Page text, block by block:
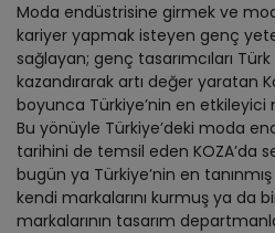
Moda endüstrisine girmek ve
kariyer yapmak isteyen genç
sağlayan; genç tasarımcıları
kazandırarak artı değer yaratan
boyunca Türkiye’nin en etkileyici
Bu yönüyle Türkiye’deki moda
tarihini de temsil eden KOZA’da
bugün ya Türkiye’nin en
kendi markalarını kurmuş ya da
markalarının tasarım